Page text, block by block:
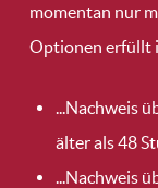
momentan nur
Optionen erfüllt
...Nachweis
älter als 48
...Nachweis